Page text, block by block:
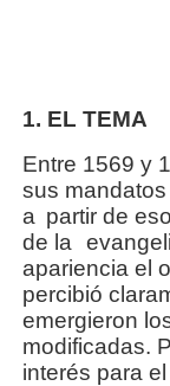
1. EL TEMA
Entre 1569 y
sus
a partir de
de la
apariencia el
percibió
emergieron
modificadas.
interés para